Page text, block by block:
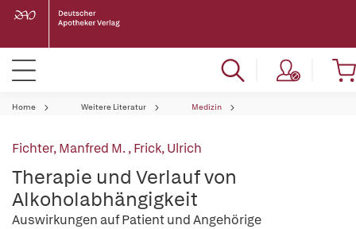
Home Weitere Literatur Medizin
Fichter, Manfred M.,Frick, Ulrich
Therapie und Verlauf von
Alkoholabhängigkeit
Auswirkungen auf Patient und Angehörige